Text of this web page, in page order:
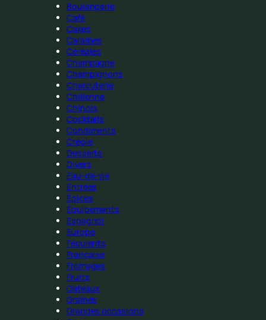
Boulangerie
Café
Cakes
Caraïbes
Céréales
Champagne
Champignons
Charcuterie
Chilienne
Chinois
Cocktails
Condiments
Créole
Desserts
Divers
Eau-de-vie
Entrées
Épices
Équipements
Espagnol
Europe
Féculents
Française
Fromages
Fruits
Gateaux
Graines
Grandes occasions